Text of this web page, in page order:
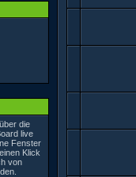
die
live
Fenster
Klick
von